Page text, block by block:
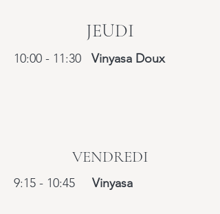
JEUDI
10:00 - 11:30 Vinyasa Doux
VENDREDI
9:15 - 10:45 Vinyasa